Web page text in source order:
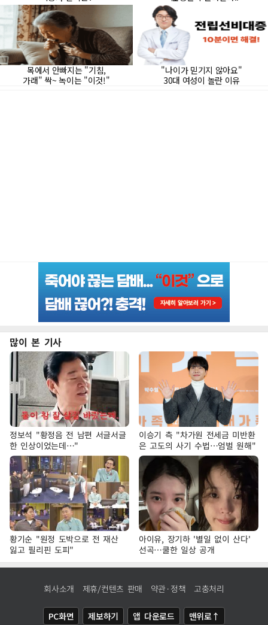
많이 본 기사
정보석 "황정음 전 남편 서글서글
한 인상이었는데…"
이승기 측 "차가원 전세금 미반환
은 고도의 사기 수법…엄벌 원해"
황기순 "원정 도박으로 전 재산
잃고 필리핀 도피"
아이유, 장기하 '별일 없이 산다'
선곡…쿨한 일상 공개
회사소개 제휴/컨텐츠 판매 약관·정책 고충처리
PC화면 제보하기 앱 다운로드 맨위로↑